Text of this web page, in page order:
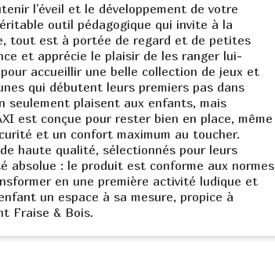
l'éveil et le développement de votre
outil pédagogique qui invite à la
tout est à portée de regard et de petites
et apprécie le plaisir de les ranger lui-
accueillir une belle collection de jeux et
qui débutent leurs premiers pas dans
seulement plaisent aux enfants, mais
est conçue pour rester bien en place, même
et un confort maximum au toucher.
haute qualité, sélectionnés pour leurs
: le produit est conforme aux normes
en une première activité ludique et
un espace à sa mesure, propice à
Fraise & Bois.